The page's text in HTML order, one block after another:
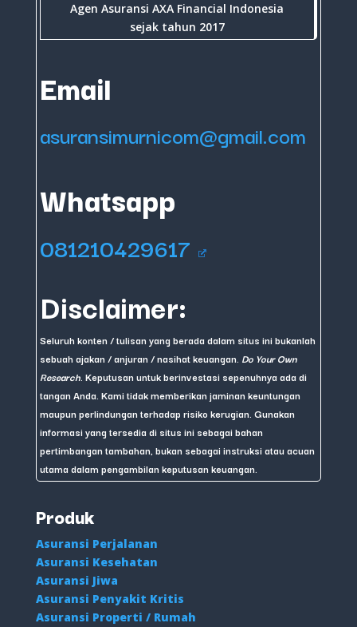
Agen Asuransi AXA Financial Indonesia
sejak tahun 2017
Email
asuransimurnicom@gmail.com
Whatsapp
081210429617
Disclaimer:
Seluruh konten / tulisan yang berada dalam situs ini bukanlah
sebuah ajakan / anjuran / nasihat keuangan. Do Your Own
Research . Keputusan untuk berinvestasi sepenuhnya ada di
tangan Anda. Kami tidak memberikan jaminan keuntungan
maupun perlindungan terhadap risiko kerugian. Gunakan
informasi yang tersedia di situs ini sebagai bahan
pertimbangan tambahan, bukan sebagai instruksi atau acuan
utama dalam pengambilan keputusan keuangan.
Produk
Asuransi Perjalanan
Asuransi Kesehatan
Asuransi Jiwa
Asuransi Penyakit Kritis
Asuransi Properti / Rumah